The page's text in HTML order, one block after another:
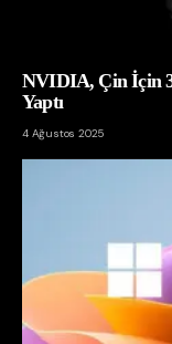
NVIDIA, Çin İçin
Yaptı
4 Ağustos 2025